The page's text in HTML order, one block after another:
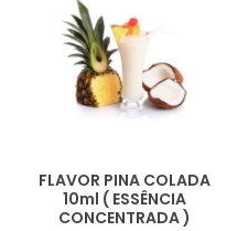
FLAVOR PINA COLADA
10ml ( ESSÊNCIA
CONCENTRADA )